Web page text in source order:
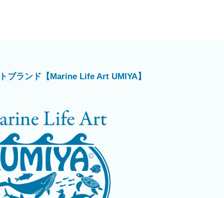
ブランド【Marine Life Art UMIYA】